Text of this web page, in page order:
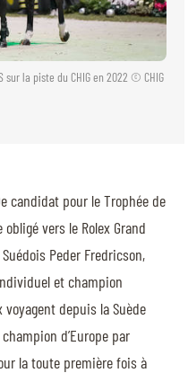
sur la piste du CHIG en 2022 © CHIG
candidat pour le Trophée de
vers le Rolex Grand
Peder Fredricson,
et champion
depuis la Suède
d’Europe par
la toute première fois à